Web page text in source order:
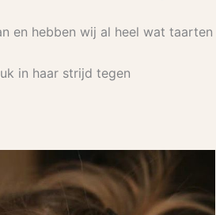
en hebben wij al heel wat taarten
in haar strijd tegen